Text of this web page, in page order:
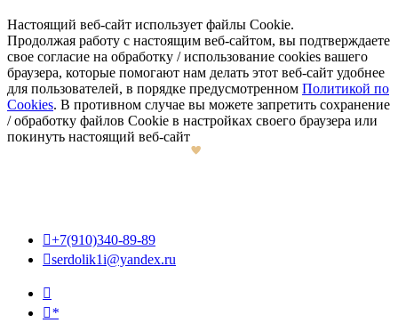
Настоящий веб-сайт использует файлы Cookie.
Продолжая работу с настоящим веб-сайтом, вы подтверждаете
свое согласие на обработку / использование cookies вашего
браузера, которые помогают нам делать этот веб-сайт удобнее
для пользователей, в порядке предусмотренном Политикой по
Cookies. В противном случае вы можете запретить сохранение
/ обработку файлов Cookie в настройках своего браузера или
покинуть настоящий веб-сайт
+7(910)340-89-89
serdolik1i@yandex.ru

*